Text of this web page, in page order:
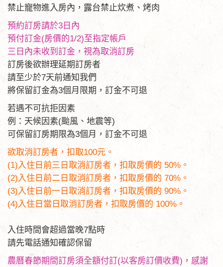
禁止寵物進入房內，露台禁止炊煮、烤肉
預約訂房請於3日內
預付訂金(房價的1/2)至指定帳戶
三日內未收到訂金，視為取消訂房
訂房後欲辦理延期訂房者
請至少於7天前通知我們
將保留訂金為3個月限期，訂金不可退
若遇不可抗拒因素
例：天候因素(颱風、地震等)
可保留訂房期限為3個月，訂金不可退
欲取消訂房者，扣取100元。
(1)入住日前三日取消訂房者，扣取房價的 50%。
(2)入住日前二日取消訂房者，扣取房價的 70%。
(3)入住日前一日取消訂房者，扣取房價的 90%。
(4)入住日當日取消訂房者，扣取房價的 100%。
入住時間會超過當晚7點時
請先電話通知確認保留
農曆春節期間訂房須全額付訂(以客房訂價收費)，感謝